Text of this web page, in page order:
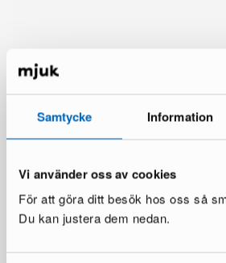
Samtycke Information
Vi använder oss av cookies
För att göra ditt besök hos oss så
Du kan justera dem nedan.